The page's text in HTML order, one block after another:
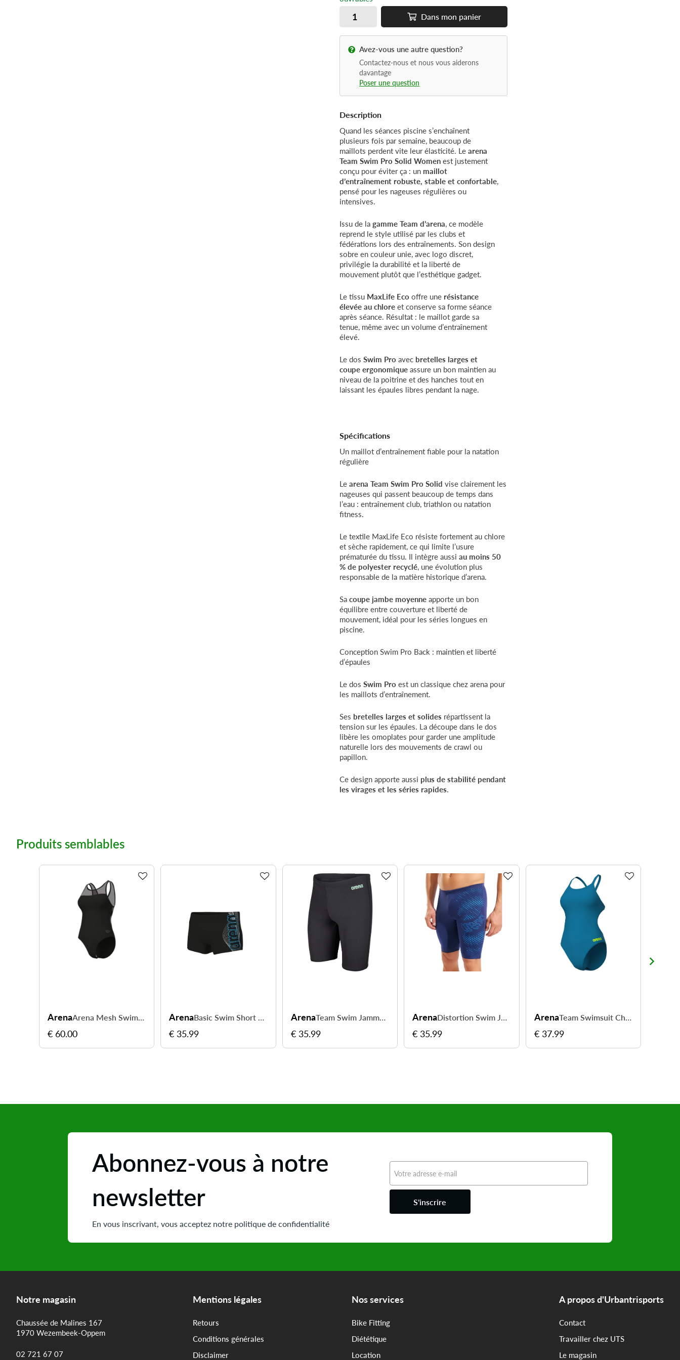
Dans mon panier
Avez-vous une autre question?
Contactez-nous et nous vous aiderons
davantage
Poser une question
Description
Quand les séances piscine s’enchaînent
plusieurs fois par semaine, beaucoup de
maillots perdent vite leur élasticité. Learena
Team Swim Pro Solid Womenest justement
conçu pour éviter ça : un maillot
d’entraînement robuste, stable et confortable,
pensé pour les nageuses régulières ou
intensives.
Issu de lagamme Team d’arena, ce modèle
reprend le style utilisé par les clubs et
fédérations lors des entraînements. Son design
sobre en couleur unie, avec logo discret,
privilégie la durabilité et la liberté de
mouvement plutôt que l’esthétique gadget.
Le tissu MaxLife Eco offre une résistance
élevée au chloreet conserve sa forme séance
après séance. Résultat : le maillot garde sa
tenue, même avec un volume d’entraînement
élevé.
Le dosSwim Pro avec bretelles larges et
coupe ergonomiqueassure un bon maintien au
niveau de la poitrine et des hanches tout en
laissant les épaules libres pendant la nage.
Spécifications
Un maillot d’entraînement fiable pour la natation
régulière
Learena Team Swim Pro Solid vise clairement les
nageuses qui passent beaucoup de temps dans
l’eau : entraînement club, triathlon ou natation
fitness.
Le textile MaxLife Eco résiste fortement au chlore
et sèche rapidement, ce qui limite l’usure
prématurée du tissu. Il intègre aussiau moins 50
% de polyester recyclé, une évolution plus
responsable de la matière historique d’arena.
Sacoupe jambe moyenneapporte un bon
équilibre entre couverture et liberté de
mouvement, idéal pour les séries longues en
piscine.
Conception Swim Pro Back : maintien et liberté
d’épaules
Le dosSwim Pro est un classique chez arena pour
les maillots d’entraînement.
Ses bretelles larges et solides répartissent la
tension sur les épaules. La découpe dans le dos
libère les omoplates pour garder une amplitude
naturelle lors des mouvements de crawl ou
papillon.
Ce design apporte aussi plus de stabilité pendant
les virages et les séries rapides.
Produits semblables
Arena Arena Mesh Swimsuit Cross Back - nagez avec maintien et liberté
€ 60.00
Arena Basic Swim Short Men - nagez librement à chaque séance
€ 35.99
Arena Team Swim Jammer Men - enchaînez les longueurs avec confort
€ 35.99
Arena Distortion Swim Jammer Men - nagez avec confort à chaque longueur
€ 35.99
Arena Team Swimsuit Challenge Women - enchaînez les longueurs avec confort
€ 37.99
Abonnez-vous à notre
newsletter
En vous inscrivant, vous acceptez notre politique de confidentialité
S'inscrire
Notre magasin
Chaussée de Malines 167
1970 Wezembeek-Oppem
02 721 67 07
Mentions légales
Retours
Conditions générales
Disclaimer
Nos services
Bike Fitting
Diététique
Location
A propos d'Urbantrisports
Contact
Travailler chez UTS
Le magasin